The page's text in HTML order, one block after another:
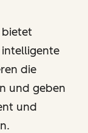
bietet
die
und geben
und